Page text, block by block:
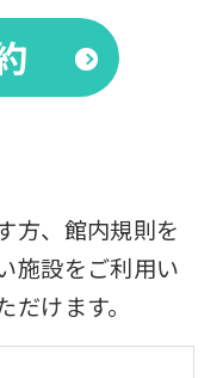
方、館内規則を
施設をご利用い
けます。